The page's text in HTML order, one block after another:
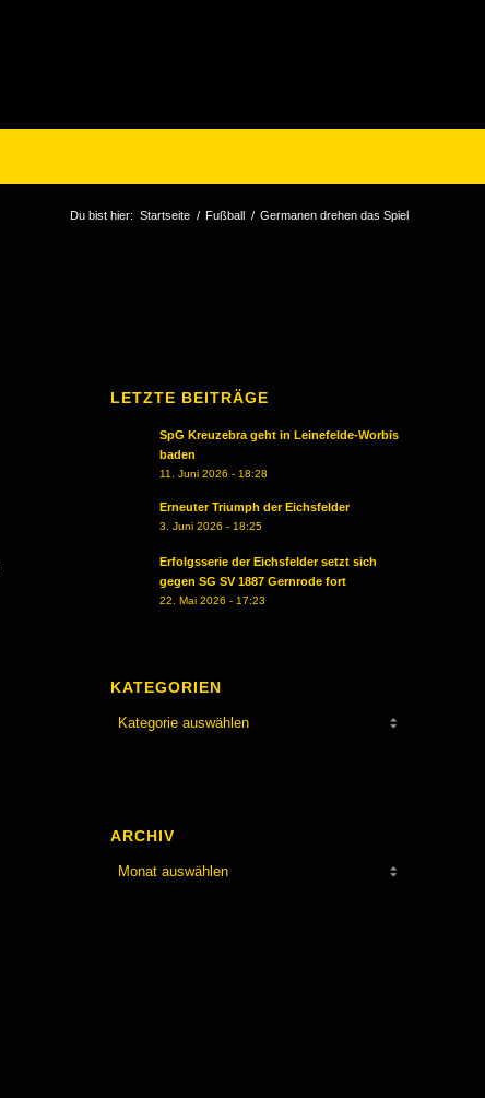
Du bist hier: Startseite / Fußball / Germanen drehen das Spiel
LETZTE BEITRÄGE
SpG Kreuzebra geht in Leinefelde-Worbis
baden
11. Juni 2026 - 18:28
Erneuter Triumph der Eichsfelder
3. Juni 2026 - 18:25
Erfolgsserie der Eichsfelder setzt sich
gegen SG SV 1887 Gernrode fort
22. Mai 2026 - 17:23
KATEGORIEN
Kategorien
ARCHIV